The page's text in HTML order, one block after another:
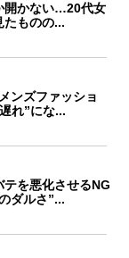
開かない…20代女
たものの...
ンズファッショ
れ”にな...
を悪化させるNG
ダルさ”...